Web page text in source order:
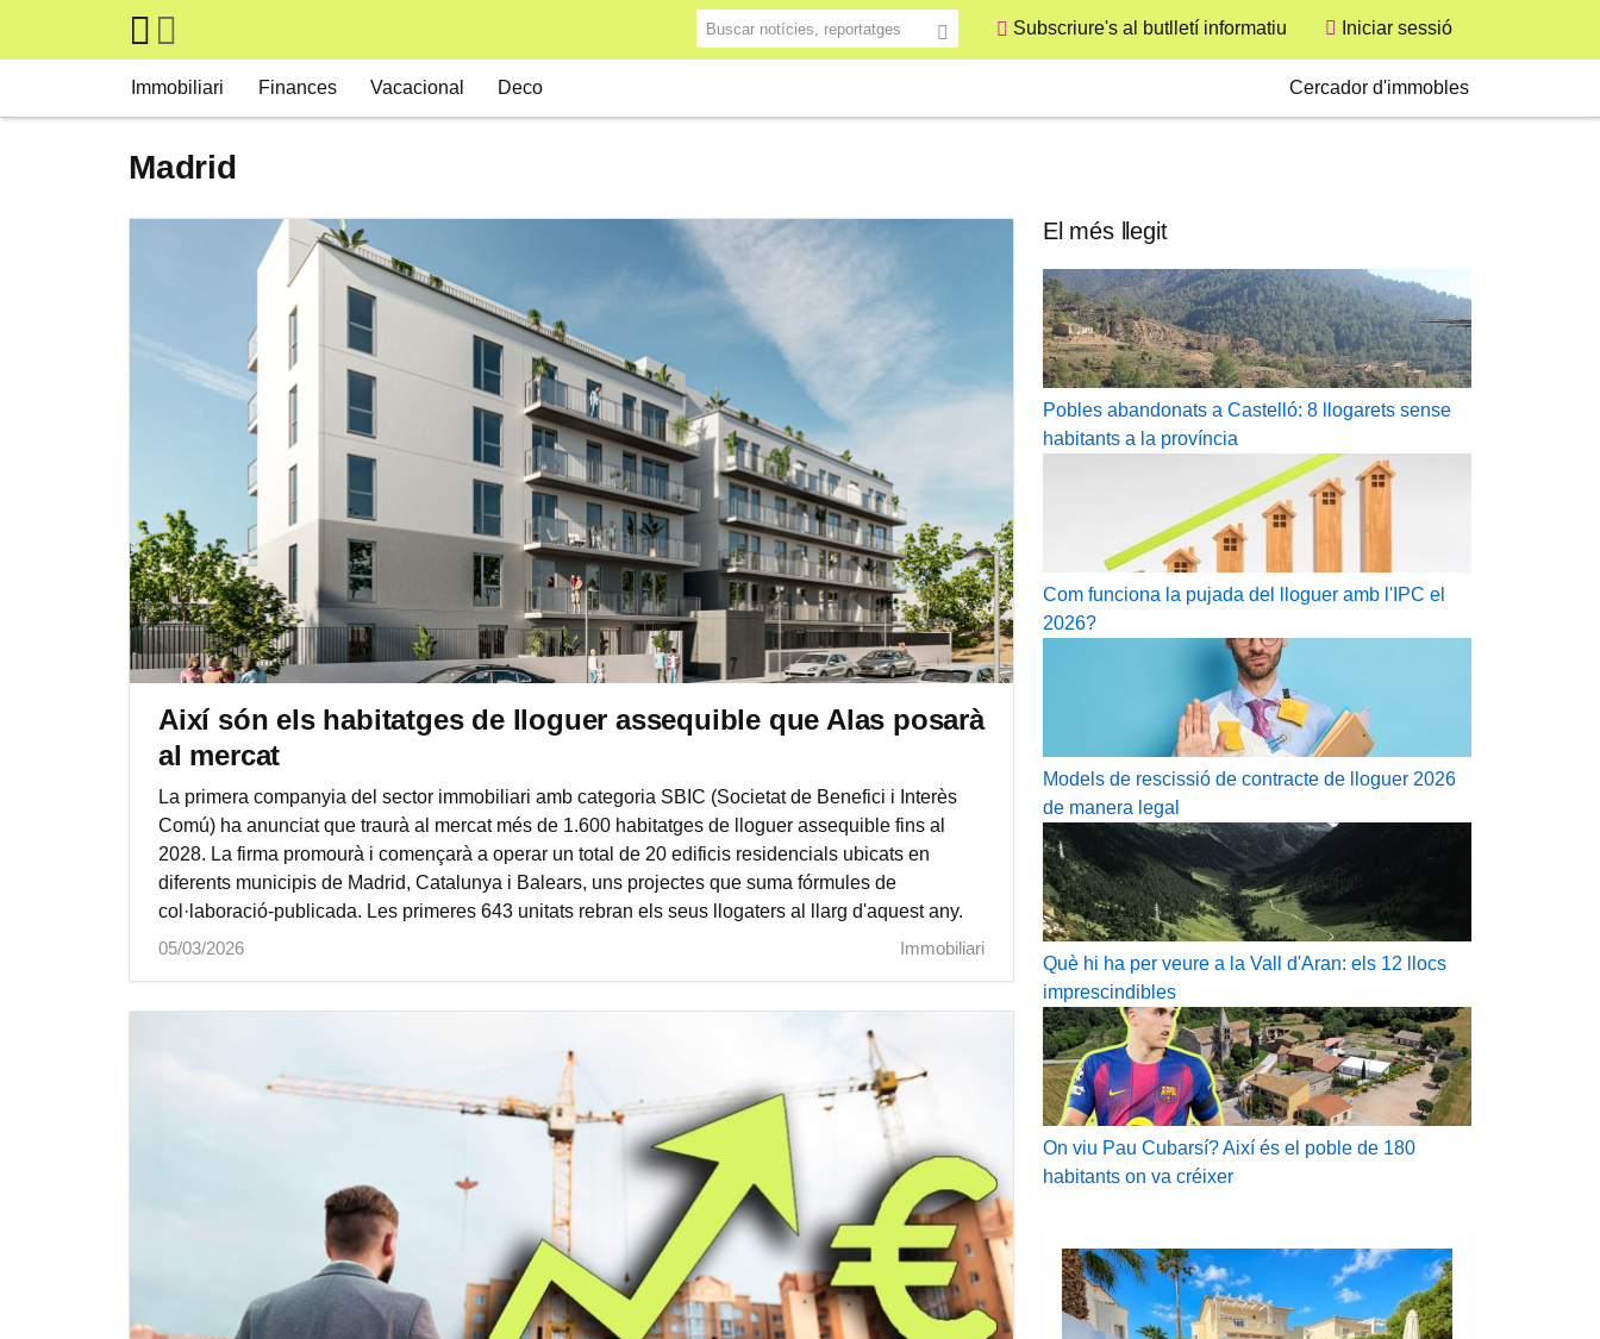
Skip to main content Buscar notícies, reportatges Subscriure's al butlletí informatiu Iniciar sessió
Immobiliari Finances Vacacional Deco Cercador d'immobles
Madrid
Així són els habitatges de lloguer assequible que Alas posarà
al mercat
La primera companyia del sector immobiliari amb categoria SBIC (Societat de Benefici i Interès
Comú) ha anunciat que traurà al mercat més de 1.600 habitatges de lloguer assequible fins al
2028. La firma promourà i començarà a operar un total de 20 edificis residencials ubicats en
diferents municipis de Madrid, Catalunya i Balears, uns projectes que suma fórmules de
col·laboració-publicada. Les primeres 643 unitats rebran els seus llogaters al llarg d'aquest any.
05/03/2026
Immobiliari
El més llegit
Pobles abandonats a Castelló: 8 llogarets sense
habitants a la província
Com funciona la pujada del lloguer amb l'IPC el
2026?
Models de rescissió de contracte de lloguer 2026
de manera legal
Què hi ha per veure a la Vall d'Aran: els 12 llocs
imprescindibles
On viu Pau Cubarsí? Així és el poble de 180
habitants on va créixer